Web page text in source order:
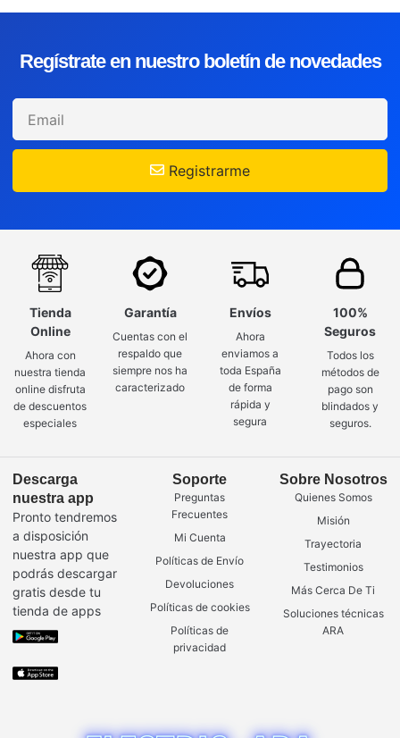
Regístrate en nuestro boletín de novedades
Registrarme
Tienda
Online
Ahora con
nuestra tienda
online disfruta
de descuentos
especiales
Garantía
Cuentas con el
respaldo que
siempre nos ha
caracterizado
Envíos
Ahora
enviamos a
toda España
de forma
rápida y
segura
100%
Seguros
Todos los
métodos de
pago son
blindados y
seguros.
Descarga
nuestra app
Pronto tendremos
a disposición
nuestra app que
podrás descargar
gratis desde tu
tienda de apps
Soporte
Preguntas
Frecuentes
Mi Cuenta
Políticas de Envío
Devoluciones
Políticas de cookies
Políticas de
privacidad
Sobre Nosotros
Quienes Somos
Misión
Trayectoria
Testimonios
Más Cerca De Ti
Soluciones técnicas
ARA